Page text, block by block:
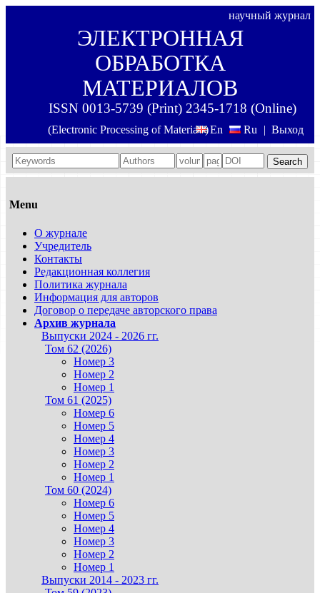
научный журнал
ЭЛЕКТРОННАЯ
ОБРАБОТКА
МАТЕРИАЛОВ
ISSN 0013-5739 (Print) 2345-1718 (Online)
(Electronic Processing of Materials) Выход
En Ru |
Search
Menu
О журнале
Учредитель
Контакты
Редакционная коллегия
Политика журнала
Информация для авторов
Договор о передаче авторского права
Архив журнала
Выпуски 2024 - 2026 гг.
Том 62 (2026)
Номер 3
Номер 2
Номер 1
Том 61 (2025)
Номер 6
Номер 5
Номер 4
Номер 3
Номер 2
Номер 1
Том 60 (2024)
Номер 6
Номер 5
Номер 4
Номер 3
Номер 2
Номер 1
Выпуски 2014 - 2023 гг.